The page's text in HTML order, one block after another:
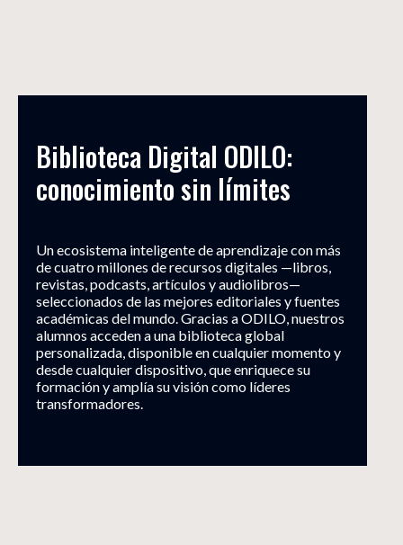
Biblioteca Digital ODILO:
conocimiento sin límites
Un ecosistema inteligente de aprendizaje con más
de cuatro millones de recursos digitales —libros,
revistas, podcasts, artículos y audiolibros—
seleccionados de las mejores editoriales y fuentes
académicas del mundo. Gracias a ODILO, nuestros
alumnos acceden a una biblioteca global
personalizada, disponible en cualquier momento y
desde cualquier dispositivo, que enriquece su
formación y amplía su visión como líderes
transformadores.